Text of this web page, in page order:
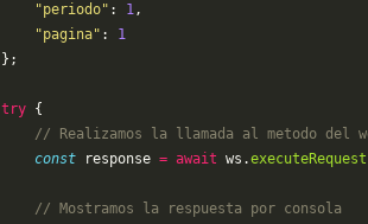
    "periodo"
: 1,
    "pagina"
: 1
};
try {
// Realizamos la llamada al metodo del
    const
response = await ws.executeRequest
    // Mostramos la respuesta por consola